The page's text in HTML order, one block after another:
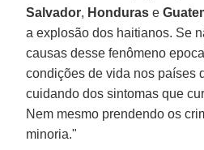
Salvador, Honduras e
a explosão dos haitianos. Se
causas desse fenômeno
condições de vida nos países
cuidando dos sintomas que
Nem mesmo prendendo os
minoria."